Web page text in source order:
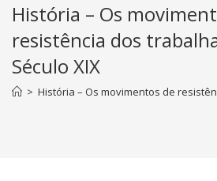
História – Os
resistência dos
Século XIX
> História – Os movimentos de